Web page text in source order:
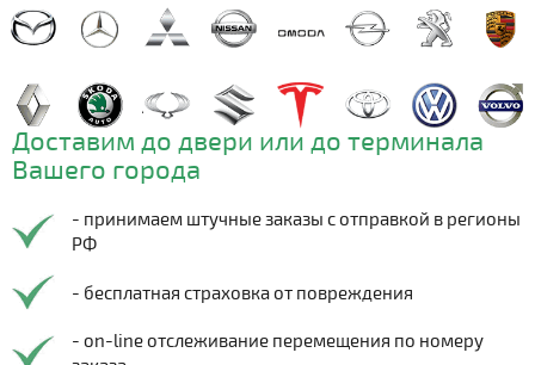
Доставим до двери или до терминала
Вашего города
- принимаем штучные заказы с отправкой в регионы
РФ
- бесплатная страховка от повреждения
- on-line отслеживание перемещения по номеру